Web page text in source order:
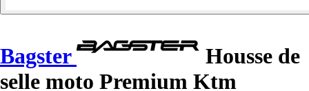
Bagster
Housse de
selle moto Premium Ktm